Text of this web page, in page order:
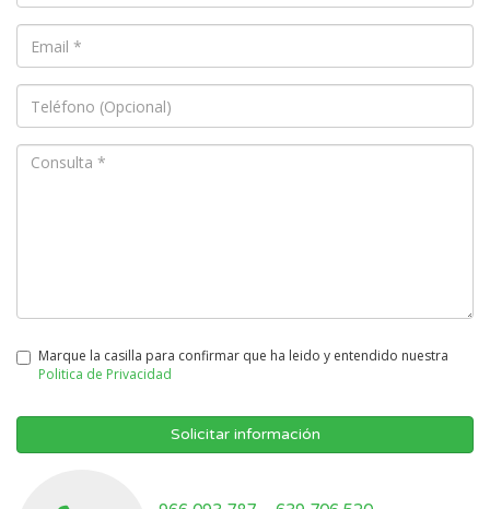
Marque la casilla para confirmar que ha leido y entendido nuestra
Politica de Privacidad
Solicitar información